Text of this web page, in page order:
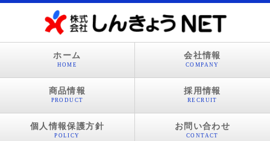
ホーム
HOME
会社情報
COMPANY
商品情報
PRODUCT
採用情報
RECRUIT
個人情報保護方針
POLICY
お問い合わせ
CONTACT